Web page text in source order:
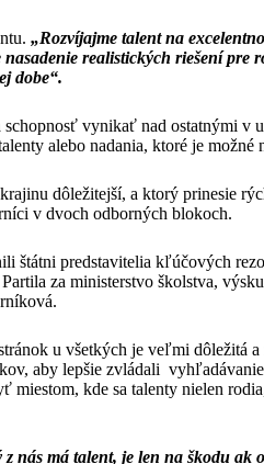
„Rozvíjajme talent na
realistických riešení pre
dobe“.
vynikať nad ostatnými
alebo nadania, ktoré je možné
dôležitejší, a ktorý prinesie
v dvoch odborných blokoch.
štátni predstavitelia kľúčových
za ministerstvo školstva,
u všetkých je veľmi dôležitá
aby lepšie zvládali
kde sa talenty nielen
má talent, je len na škodu ak